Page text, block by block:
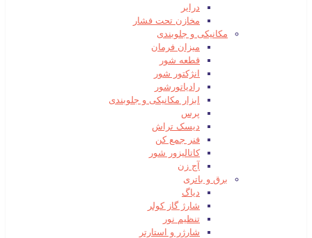
درایر
مخازن تحت فشار
مکانیکی و جلوبندی
میزان فرمان
قطعه شور
انژکتور شور
رادیاتورشور
ابزار مکانیکی و جلوبندی
پرس
دیسک تراش
فنر جمع کن
کاتالیزور شور
آج زن
برق و باتری
دیاگ
شارژ گاز کولر
تنظیم نور
شارژر و استارتر